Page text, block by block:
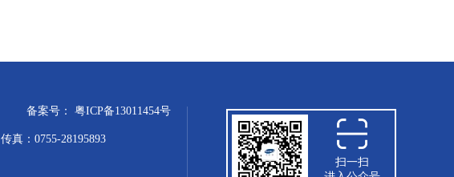
备案号： 粤ICP备13011454号
传真：0755-28195893
扫一扫